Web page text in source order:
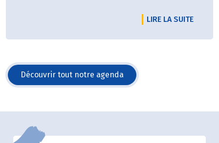
LIRE LA SUITEDE
Découvrir tout notre agenda